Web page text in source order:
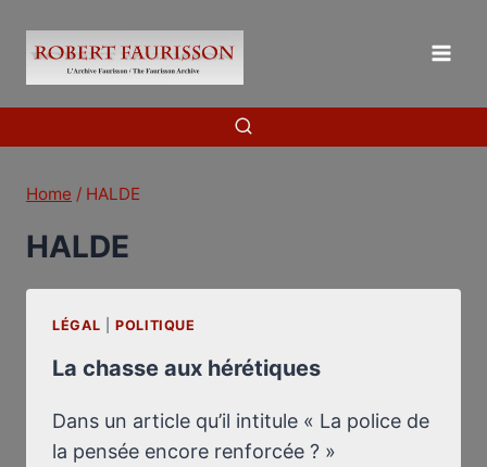
content
Home / HALDE
HALDE
LÉGAL |POLITIQUE
La chasse aux hérétiques
Dans un article qu’il intitule « La police de
la pensée encore renforcée ? »